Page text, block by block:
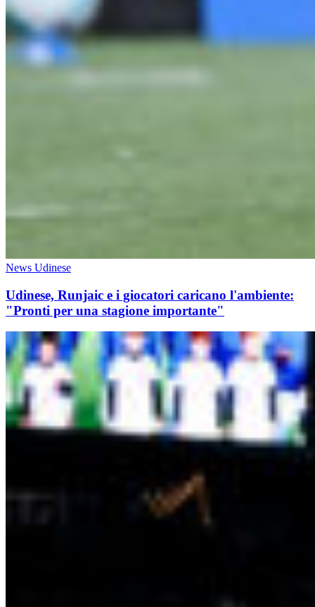
News Udinese
Udinese, Runjaic e i giocatori caricano l'ambiente:
"Pronti per una stagione importante"